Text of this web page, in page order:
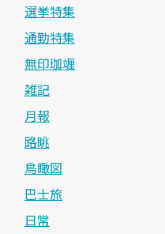
選挙特集
通勤特集
無印珈竰
雑記
月報
路眺
鳥瞰図
巴士旅
日常